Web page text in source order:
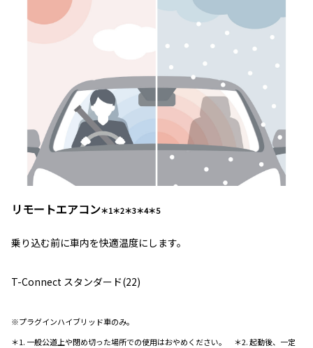
リモートエアコン＊1＊2＊3＊4＊5
乗り込む前に車内を快適温度にします。
T-Connect スタンダード(22)
※プラグインハイブリッド車のみ。
＊1. 一般公道上や閉め切った場所での使用はおやめください。 ＊2. 起動後、一定